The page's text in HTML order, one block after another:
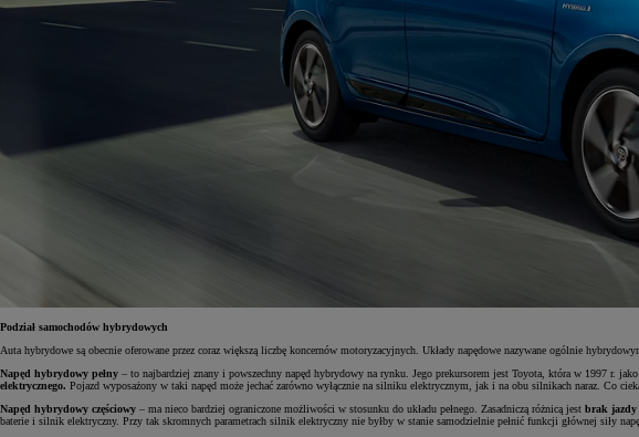
Od81 900 zł
Yaris Cross
HYBRID
Podział samochodów hybrydowych
Auta hybrydowe są obecnie oferowane przez coraz większą liczbę koncernów motoryzacyjnych. Układy napędowe nazywane ogólnie
Napęd hybrydowy pełny – to najbardziej znany i powszechny napęd hybrydowy na rynku. Jego prekursorem jest Toyota, która w 1997 r.
elektrycznego. Pojazd wyposażony w taki napęd może jechać zarówno wyłącznie na silniku elektrycznym, jak i na obu silnikach naraz. Co
Napęd hybrydowy częściowy – ma nieco bardziej ograniczone możliwości w stosunku do układu pełnego. Zasadniczą różnicą jest brak jazdy
baterie i silnik elektryczny. Przy tak skromnych parametrach silnik elektryczny nie byłby w stanie samodzielnie pełnić funkcji głównej siły